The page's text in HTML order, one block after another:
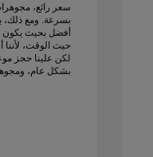
سعر رائع،
بسرعة. ومع
أفضل بحيث يكون
حيث الوقت، لأننا
بشكل عام،